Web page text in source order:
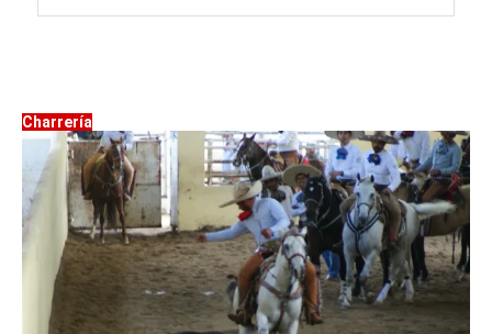
Charrería